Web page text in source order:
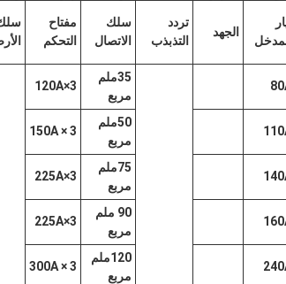
الجهد
تردد
التذبذب
سلك
الاتصال
مفتاح
التحكم
35ملم
مربع
3×120A
50ملم
مربع
3 × 150A
75ملم
مربع
3×225A
90 ملم
مربع
3×225A
120ملم
مربع
3 × 300A